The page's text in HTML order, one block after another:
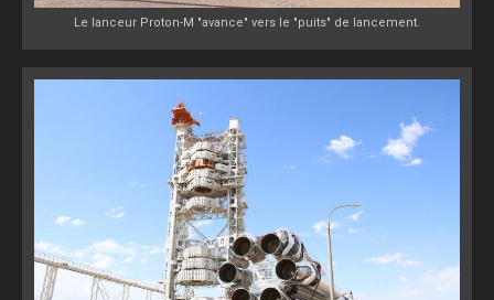
Le lanceur Proton-M "avance" vers le "puits" de lancement.